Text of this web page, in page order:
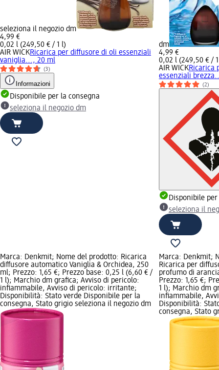
seleziona il negozio dm
4,99 €
0,02 l (249,50 € / 1 l)
AIR WICKRicarica per diffusore di oli essenziali
vaniglia..., 20 ml
(3)
Informazioni
Disponibile per la consegna
seleziona il negozio dm
dm
4,99 €
0,02 l (249,50 € /
AIR WICKRicarica
essenziali
(2)
Disponibile
seleziona il
Marca: Denkmit; Nome del prodotto: Ricarica
diffusore automatico Vaniglia & Orchidea, 250
ml; Prezzo: 1,65 €; Prezzo base: 0,25 l (6,60 € /
1 l); Marchio dm grafica; Avviso di pericolo:
infiammabile, Avviso di pericolo: irritante;
Disponibilità: Stato verde Disponibile per la
consegna, Stato grigio seleziona il negozio dm
Marca: Denkmit;
Ricarica per
profumo di
Prezzo: 1,65 €;
1 l); Marchio dm
infiammabile,
Disponibilità:
consegna, Stato